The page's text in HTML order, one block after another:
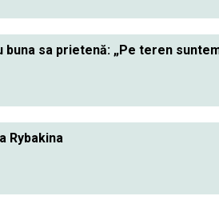
sa prietenă: „Pe teren
Rybakina